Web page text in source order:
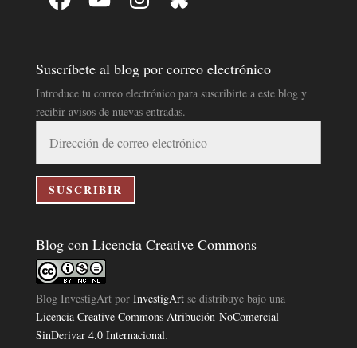
Suscríbete al blog por correo electrónico
Introduce tu correo electrónico para suscribirte a este blog y
recibir avisos de nuevas entradas.
correo
electrónico
SUSCRIBIR
Blog con Licencia Creative Commons
Blog InvestigArtpor InvestigArtse distribuye bajo una
Licencia Creative Commons Atribución-NoComercial-
SinDerivar 4.0 Internacional.